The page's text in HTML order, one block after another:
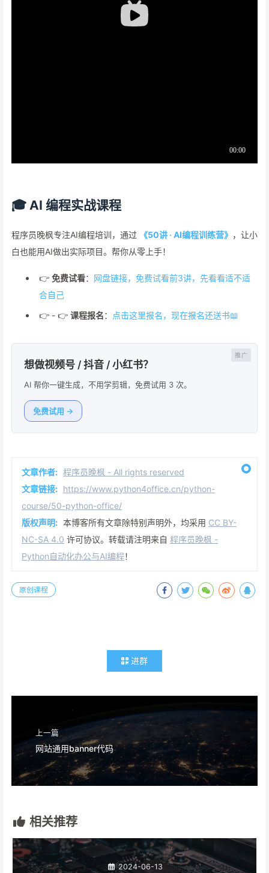
🎓 AI 编程实战课程
程序员晚枫专注AI编程培训，通过 《50讲 · AI编程训练营》 ，让小
白也能用AI做出实际项目。帮你从零上手！
👉 免费试看： 网盘链接，免费试看前3讲，先看看适不适
合自己
👉 - 👉 课程报名： 点击这里报名，现在报名还送书📖
想做视频号 / 抖音 / 小红书？
AI 帮你一键生成，不用学剪辑，免费试用 3 次。
免费试用 →
文章作者: 程序员晚枫 - All rights reserved
文章链接: https://www.python4office.cn/python-
course/50-python-office/
版权声明: 本博客所有文章除特别声明外，均采用 CC BY-
NC-SA 4.0 许可协议。转载请注明来自 程序员晚枫 -
Python自动化办公与AI编程！
原创课程
进群
上一篇
网站通用banner代码
相关推荐
2024-06-13